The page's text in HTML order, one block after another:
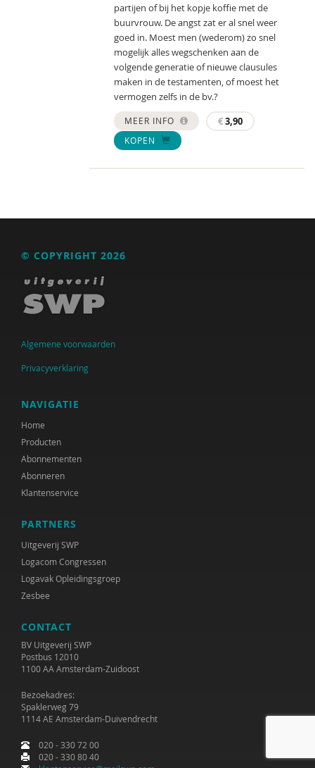
partijen of bij het kopje koffie met de
buurvrouw. De angst zat er al snel weer
goed in. Moest men (wederom) zo snel
mogelijk alles wegschenken aan de
volgende generatie of nieuwe clausules
maken in de testamenten, of moest het
vermogen zelfs in de bv.?
MEER INFO €3,90
KOPEN
© COPYRIGHT 2026
Algemene voorwaarden
Privacyverklaring
NAVIGATIE
Home
Producten
Abonnementen
Abonneren
Klantenservice
PARTNERS
Uitgeverij SWP
Logacom Congressen
Logavak Opleidingsgroep
Zesbee
CONTACT
BV Uitgeverij SWP
Postbus 12010
1100 AA Amsterdam-Zuidoost
Bezoekadres:
Spaklerweg 79
1114 AE Amsterdam-Duivendrecht
020 - 330 72 00
020 - 330 80 40